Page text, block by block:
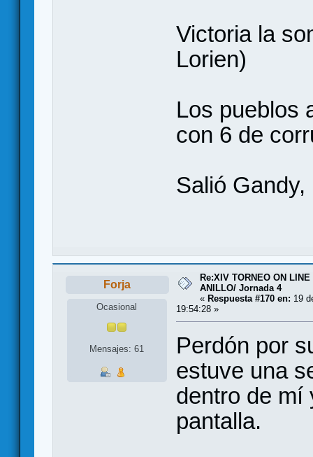
Victoria la
Lorien)
Los pueblos
con 6 de
Salió Gandy,
Forja
Ocasional
Mensajes: 61
Re:XIV TORNEO ON
ANILLO/ Jornada 4
« Respuesta #170 en: 19
19:54:28 »
Perdón por
estuve una
dentro de mí
pantalla.